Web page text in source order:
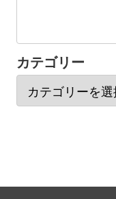
カテゴリー